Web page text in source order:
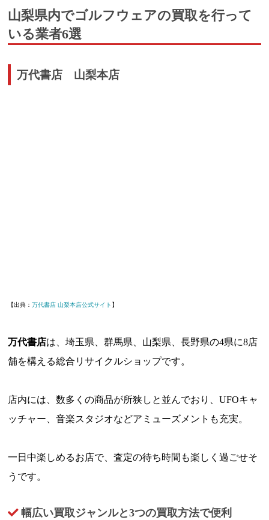
山梨県内でゴルフウェアの買取を行って
いる業者6選
万代書店 山梨本店
【出典：万代書店 山梨本店公式サイト 】
万代書店は、埼玉県、群馬県、山梨県、長野県の4県に8店
舗を構える総合リサイクルショップです。
店内には、数多くの商品が所狭しと並んでおり、UFOキャ
ッチャー、音楽スタジオなどアミューズメントも充実。
一日中楽しめるお店で、査定の待ち時間も楽しく過ごせそ
うです。
幅広い買取ジャンルと3つの買取方法で便利